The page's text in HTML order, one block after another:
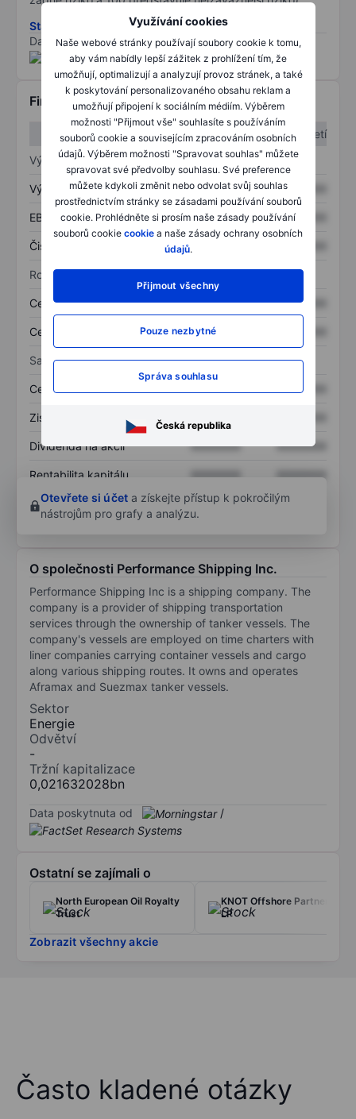
Využívání cookies
Naše webové stránky používají soubory cookie k tomu,
aby vám nabídly lepší zážitek z prohlížení tím, že
umožňují, optimalizují a analyzují provoz stránek, a také
k poskytování personalizovaného obsahu reklam a
umožňují připojení k sociálním médiím. Výběrem
možnosti "Přijmout vše" souhlasíte s používáním
souborů cookie a souvisejícím zpracováním osobních
údajů. Výběrem možnosti "Spravovat souhlas" můžete
spravovat své předvolby souhlasu. Své preference
můžete kdykoli změnit nebo odvolat svůj souhlas
prostřednictvím stránky se zásadami používání souborů
cookie. Prohlédněte si prosím naše zásady používání
souborů cookie cookie a naše zásady ochrany osobních
údajů.
Přijmout všechny
Pouze nezbytné
Správa souhlasu
Česká republika
Stáhněte si metodiku rizik ESG
Data poskytnuta od
/
Finanční informace
1. čtvrtletí
2. čtvrtletí
Výkaz zisku a ztráty
Výnos XXXXXXX XXXXXXX
EBITDA XXXXXXX XXXXXXX
Čistý příjem
Rozvaha
Celková aktiva XXXXXXX XXXXXXX
Celkový dluh XXXXXXX
Sazby
Cena/tržby XXXXXXX
Zisk na akcii
Dividenda na akcii XXXXXXX XXXXXXX
Rentabilita kapitálu XXXXXXX
XXXXXXX
Otevřete si účet a získejte přístup k pokročilým
nástrojům pro grafy a analýzu.
O společnosti Performance Shipping Inc.
Performance Shipping Inc is a shipping company. The
company is a provider of shipping transportation
services through the ownership of tanker vessels. The
company's vessels are employed on time charters with
liner companies carrying container vessels and cargo
along various shipping routes. It owns and operates
Aframax and Suezmax tanker vessels.
Sektor
Energie
Odvětví
-
Tržní kapitalizace
0,021632028bn
Data poskytnuta od /
Ostatní se zajímali o
North European Oil Royalty
Trust
KNOT Offshore Partners
LP
Zobrazit všechny akcie
Často kladené otázky